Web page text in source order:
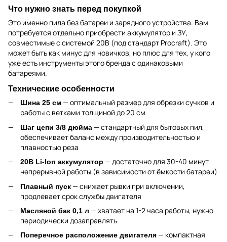
Что нужно знать перед покупкой
Это именно пила без батареи и зарядного устройства. Вам
потребуется отдельно приобрести аккумулятор и ЗУ,
совместимые с системой 20В (под стандарт Procraft). Это
может быть как минус для новичков, но плюс для тех, у кого
уже есть инструменты этого бренда с одинаковыми
батареями.
Технические особенности
Шина 25 см— оптимальный размер для обрезки сучков и
работы с ветками толщиной до 20 см
Шаг цепи 3/8 дюйма— стандартный для бытовых пил,
обеспечивает баланс между производительностью и
плавностью реза
20В Li-Ion аккумулятор — достаточно для 30-40 минут
непрерывной работы (в зависимости от ёмкости батареи)
Плавный пуск— снижает рывки при включении,
продлевает срок службы двигателя
Масляной бак 0,1 л — хватает на 1-2 часа работы, нужно
периодически дозаправлять
Поперечное расположение двигателя— компактная